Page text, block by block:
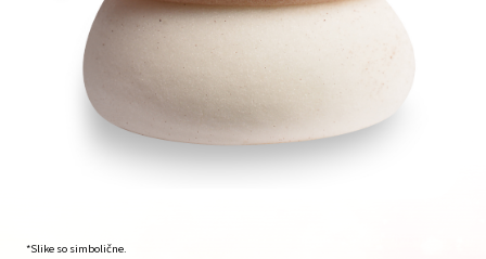
*Slike so simbolične.